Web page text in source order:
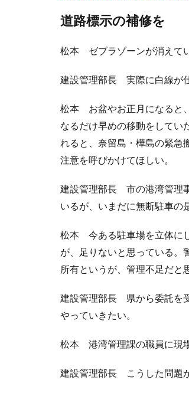
道路標示の補修を
松本 ゼブラゾーンが消えて
建設管理部長 実際に白線が
松本 お盆やお正月になると
なるだけ早めの移動をしてい
れると、奈留島・樺島の緊急
注意を呼びかけてほしい。
建設管理部長 市の港湾管理
いるが、いまだに無断駐車の
松本 今ある駐車場を立体に
が、足りないと思っている。
所有というが、管理不足だと
建設管理部長 県から委託を
やっていきたい。
松本 港湾管理課の職員に現
建設管理部長 こうした問題